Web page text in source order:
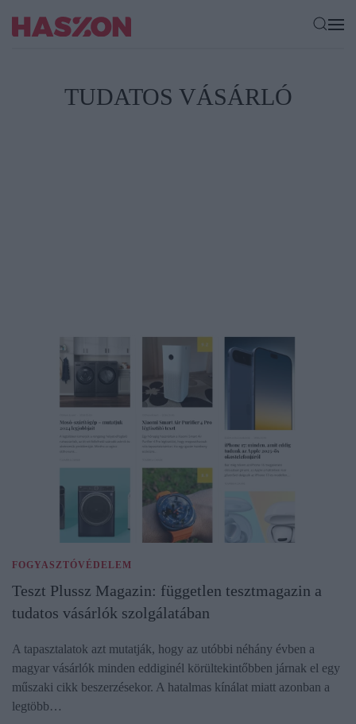
TUDATOS VÁSÁRLÓ
FOGYASZTÓVÉDELEM
Teszt Plussz Magazin: független tesztmagazin a
tudatos vásárlók szolgálatában
A tapasztalatok azt mutatják, hogy az utóbbi néhány évben a
magyar vásárlók minden eddiginél körültekintőbben járnak el egy
műszaki cikk beszerzésekor. A hatalmas kínálat miatt azonban a
legtöbb…